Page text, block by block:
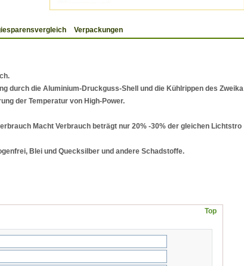
Verpackungen
durch die Aluminium-Druckguss-Shell und die Kühlrippen des Zweika
der Temperatur von High-Power.
Macht Verbrauch beträgt nur 20% -30% der gleichen Lichtstro
Blei und Quecksilber und andere Schadstoffe.
Top